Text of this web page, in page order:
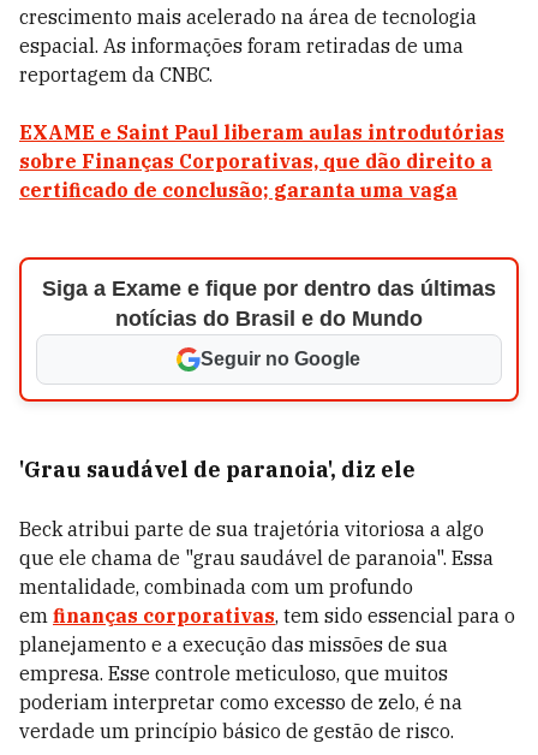
crescimento mais acelerado na área de tecnologia
espacial. As informações foram retiradas de uma
reportagem da CNBC.
EXAME e Saint Paul liberam aulas introdutórias
sobre Finanças Corporativas, que dão direito a
certificado de conclusão; garanta uma vaga
Siga a Exame e fique por dentro das últimas
notícias do Brasil e do Mundo
Seguir no Google
'Grau saudável de paranoia', diz ele
Beck atribui parte de sua trajetória vitoriosa a algo
que ele chama de "grau saudável de paranoia". Essa
mentalidade, combinada com um profundo
em finanças corporativas, tem sido essencial para o
planejamento e a execução das missões de sua
empresa. Esse controle meticuloso, que muitos
poderiam interpretar como excesso de zelo, é na
verdade um princípio básico de gestão de risco.